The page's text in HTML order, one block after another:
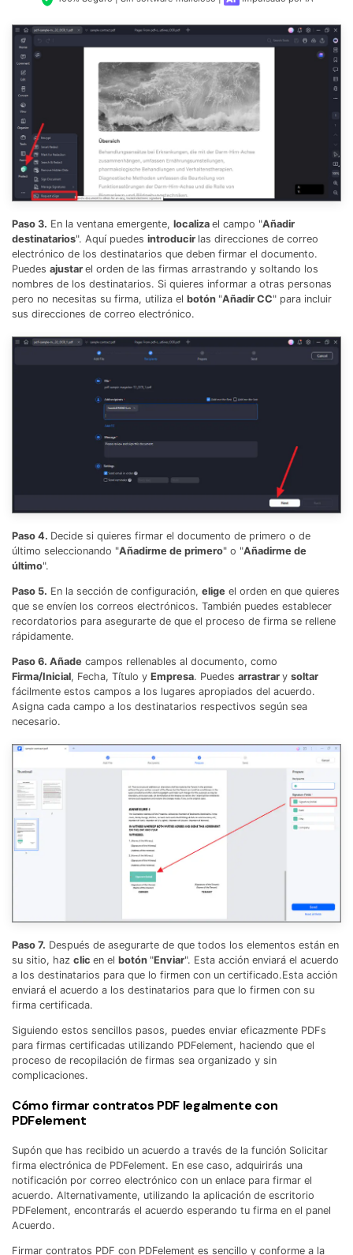
Paso 3. En la ventana emergente, localiza el campo "Añadir
destinatarios". Aquí puedes introducir las direcciones de correo
electrónico de los destinatarios que deben firmar el documento.
Puedes ajustar el orden de las firmas arrastrando y soltando los
nombres de los destinatarios. Si quieres informar a otras personas
pero no necesitas su firma, utiliza el botón "Añadir CC" para incluir
sus direcciones de correo electrónico.
Paso 4. Decide si quieres firmar el documento de primero o de
último seleccionando "Añadirme de primero" o "Añadirme de
último".
Paso 5. En la sección de configuración, elige el orden en que quieres
que se envíen los correos electrónicos. También puedes establecer
recordatorios para asegurarte de que el proceso de firma se rellene
rápidamente.
Paso 6. Añade campos rellenables al documento, como
Firma/Inicial, Fecha, Título y Empresa. Puedes arrastrar y soltar
fácilmente estos campos a los lugares apropiados del acuerdo.
Asigna cada campo a los destinatarios respectivos según sea
necesario.
Paso 7. Después de asegurarte de que todos los elementos están en
su sitio, haz clic en el botón "Enviar". Esta acción enviará el acuerdo
a los destinatarios para que lo firmen con un certificado.Esta acción
enviará el acuerdo a los destinatarios para que lo firmen con su
firma certificada.
Siguiendo estos sencillos pasos, puedes enviar eficazmente PDFs
para firmas certificadas utilizando PDFelement, haciendo que el
proceso de recopilación de firmas sea organizado y sin
complicaciones.
Cómo firmar contratos PDF legalmente con
PDFelement
Supón que has recibido un acuerdo a través de la función Solicitar
firma electrónica de PDFelement. En ese caso, adquirirás una
notificación por correo electrónico con un enlace para firmar el
acuerdo. Alternativamente, utilizando la aplicación de escritorio
PDFelement, encontrarás el acuerdo esperando tu firma en el panel
Acuerdo.
Firmar contratos PDF con PDFelement es sencillo y conforme a la